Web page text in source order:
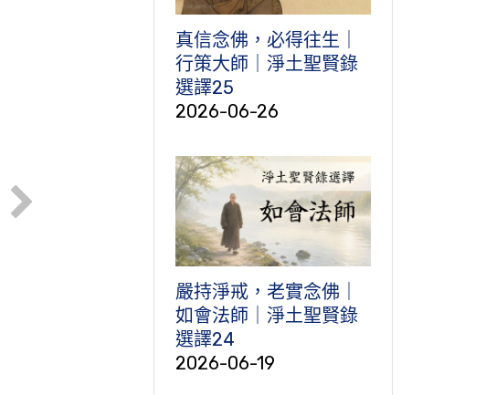
真信念佛，必得往生｜
行策大師｜淨土聖賢錄
選譯25
2026-06-26
嚴持淨戒，老實念佛｜
如會法師｜淨土聖賢錄
選譯24
2026-06-19